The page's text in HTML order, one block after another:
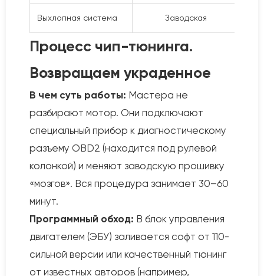
Выхлопная система Заводская
Процесс чип-тюнинга.
Возвращаем украденное
В чем суть работы: Мастера не
разбирают мотор. Они подключают
специальный прибор к диагностическому
разъему OBD2 (находится под рулевой
колонкой) и меняют заводскую прошивку
«мозгов». Вся процедура занимает 30–60
минут.
Программный обход: В блок управления
двигателем (ЭБУ) заливается софт от 110-
сильной версии или качественный тюнинг
от известных авторов (например,